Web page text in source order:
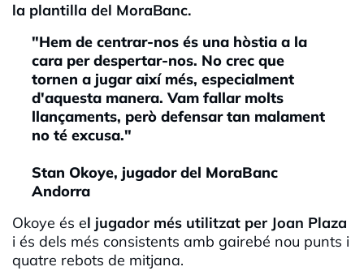
la plantilla del MoraBanc.
"Hem de centrar-nos és una hòstia a la
cara per despertar-nos. No crec que
tornen a jugar així més, especialment
d'aquesta manera. Vam fallar molts
llançaments, però defensar tan malament
no té excusa."
Stan Okoye, jugador del MoraBanc
Andorra
Okoye és el jugador més utilitzat per Joan Plaza
i és dels més consistents amb gairebé nou punts i
quatre rebots de mitjana.